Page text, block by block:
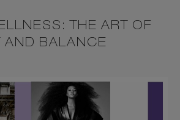
THE ART OF
AND BALANCE